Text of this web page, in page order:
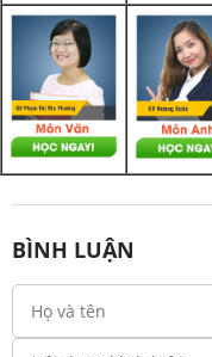
BÌNH LUẬN